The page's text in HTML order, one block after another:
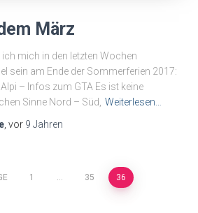
März
mich in den letzten Wochen
sein am Ende der Sommerferien 2017:
– Infos zum GTA Es ist keine
Sinne Nord – Süd,
Weiterlesen…
, vor 9 Jahren
1 … 35 36